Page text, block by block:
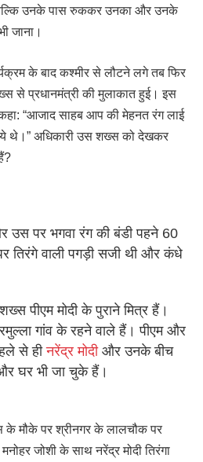
उनके पास रुककर उनका और उनके
जाना।
के बाद कश्मीर से लौटने लगे तब फिर
से प्रधानमंत्री की मुलाकात हुई। इस
कहा: “आजाद साहब आप की मेहनत रंग लाई
थे।” अधिकारी उस शख्स को देखकर
उस पर भगवा रंग की बंडी पहने 60
वाली पगड़ी सजी थी और कंधे
पीएम मोदी के पुराने मित्र हैं।
गांव के रहने वाले हैं। पीएम और
से हीनरेंद्र मोदी और उनके बीच
घर भी जा चुके हैं।
के मौके पर श्रीनगर के लालचौक पर
जोशी के साथ नरेंद्र मोदी तिरंगा